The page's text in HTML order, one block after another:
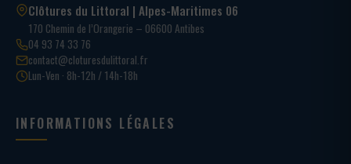
Clôtures du Littoral | Alpes-Maritimes 06
170 Chemin de l’Orangerie – 06600 Antibes
04 93 74 33 76
contact@cloturesdulittoral.fr
Lun-Ven · 8h-12h / 14h-18h
INFORMATIONS LÉGALES